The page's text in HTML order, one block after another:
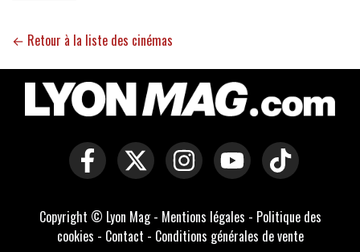
← Retour à la liste des cinémas
Copyright © Lyon Mag - Mentions légales - Politique des
cookies - Contact - Conditions générales de vente